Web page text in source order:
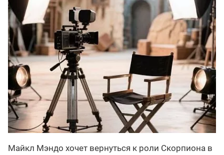
Майкл Мэндо хочет вернуться к роли Скорпиона в